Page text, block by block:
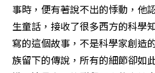
事時，便有著說不出的悸動，他
生童話，接收了很多西方的科學
寫的這個故事，不是科學家創造
族留下的傳說，所有的細節卻如